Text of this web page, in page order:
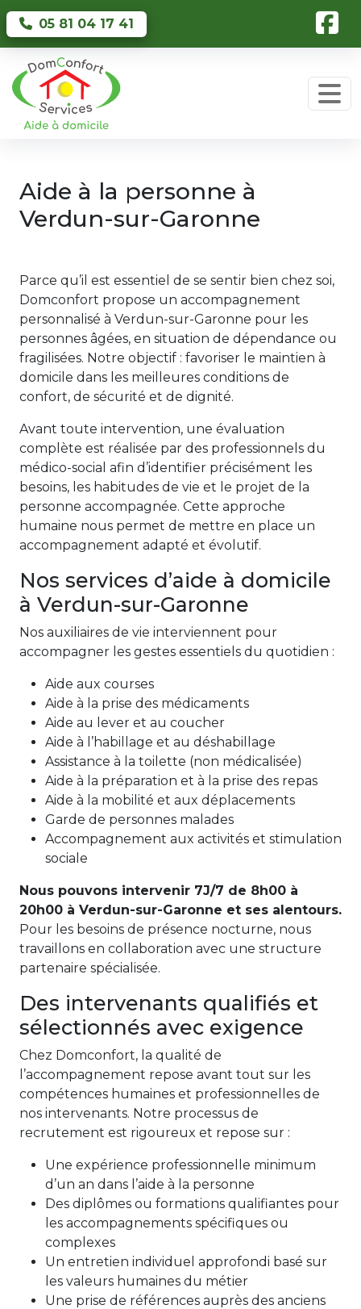
Skip to main content
05 81 04 17 41
Aide à la personne à
Verdun-sur-Garonne
Parce qu’il est essentiel de se sentir bien chez soi,
Domconfort propose un accompagnement
personnalisé à Verdun-sur-Garonne pour les
personnes âgées, en situation de dépendance ou
fragilisées. Notre objectif : favoriser le maintien à
domicile dans les meilleures conditions de
confort, de sécurité et de dignité.
Avant toute intervention, une évaluation
complète est réalisée par des professionnels du
médico-social afin d’identifier précisément les
besoins, les habitudes de vie et le projet de la
personne accompagnée. Cette approche
humaine nous permet de mettre en place un
accompagnement adapté et évolutif.
Nos services d’aide à domicile
à Verdun-sur-Garonne
Nos auxiliaires de vie interviennent pour
accompagner les gestes essentiels du quotidien :
Aide aux courses
Aide à la prise des médicaments
Aide au lever et au coucher
Aide à l’habillage et au déshabillage
Assistance à la toilette (non médicalisée)
Aide à la préparation et à la prise des repas
Aide à la mobilité et aux déplacements
Garde de personnes malades
Accompagnement aux activités et stimulation
sociale
Nous pouvons intervenir 7J/7 de 8h00 à
20h00 à Verdun-sur-Garonne et ses alentours.
Pour les besoins de présence nocturne, nous
travaillons en collaboration avec une structure
partenaire spécialisée.
Des intervenants qualifiés et
sélectionnés avec exigence
Chez Domconfort, la qualité de
l’accompagnement repose avant tout sur les
compétences humaines et professionnelles de
nos intervenants. Notre processus de
recrutement est rigoureux et repose sur :
Une expérience professionnelle minimum
d’un an dans l’aide à la personne
Des diplômes ou formations qualifiantes pour
les accompagnements spécifiques ou
complexes
Un entretien individuel approfondi basé sur
les valeurs humaines du métier
Une prise de références auprès des anciens